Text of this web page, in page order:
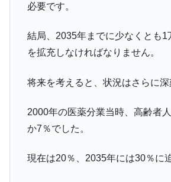
必要です。
結局、2035年までに少なくとも1
を拡充しなければなりません。
将来を考えると、状況はさらに深
2000年の医薬分業当時、高齢者
か7％でした。
現在は20％、2035年には30％に